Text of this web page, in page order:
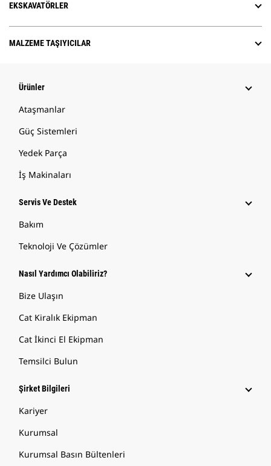
EKSKAVATÖRLER
MALZEME TAŞIYICILAR
Ürünler
Ataşmanlar
Güç Sistemleri
Yedek Parça
İş Makinaları
Servis Ve Destek
Bakım
Teknoloji Ve Çözümler
Nasıl Yardımcı Olabiliriz?
Bize Ulaşın
Cat Kiralık Ekipman
Cat İkinci El Ekipman
Temsilci Bulun
Şirket Bilgileri
Kariyer
Kurumsal
Kurumsal Basın Bültenleri